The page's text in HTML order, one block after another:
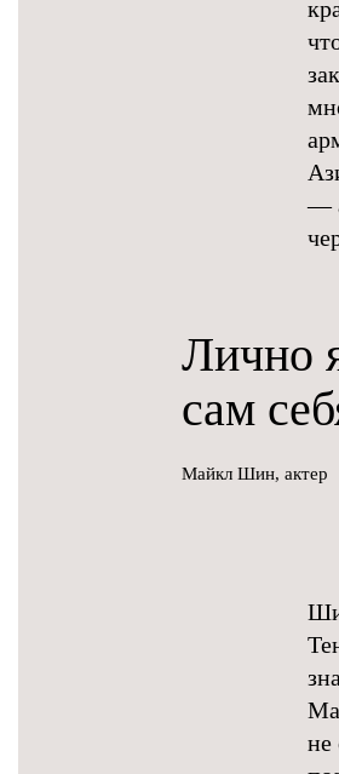
—
Лично
сам
Майкл Шин, актер
не